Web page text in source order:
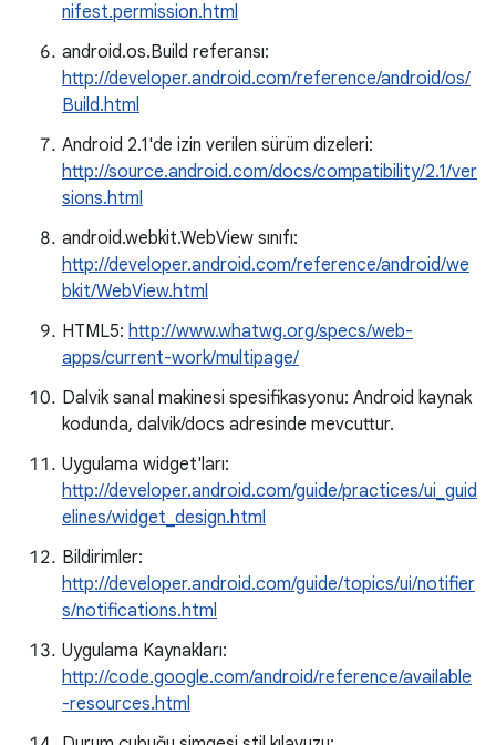
nifest.permission.html
android.os.Build referansı:
http://developer.android.com/reference/android/os/
Build.html
Android 2.1'de izin verilen sürüm dizeleri:
http://source.android.com/docs/compatibility/2.1/ver
sions.html
android.webkit.WebView sınıfı:
http://developer.android.com/reference/android/we
bkit/WebView.html
HTML5: http://www.whatwg.org/specs/web-
apps/current-work/multipage/
Dalvik sanal makinesi spesifikasyonu: Android kaynak
kodunda, dalvik/docs adresinde mevcuttur.
Uygulama widget'ları:
http://developer.android.com/guide/practices/ui_guid
elines/widget_design.html
Bildirimler:
http://developer.android.com/guide/topics/ui/notifier
s/notifications.html
Uygulama Kaynakları:
http://code.google.com/android/reference/available
-resources.html